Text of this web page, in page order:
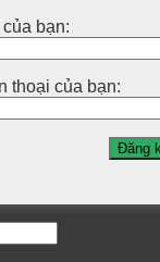
bạn:
thoại của bạn: